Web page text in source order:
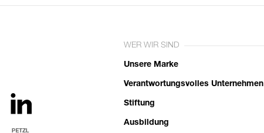
WER WIR SIND
Unsere Marke
Verantwortungsvolles Unternehmen
Stiftung
Ausbildung